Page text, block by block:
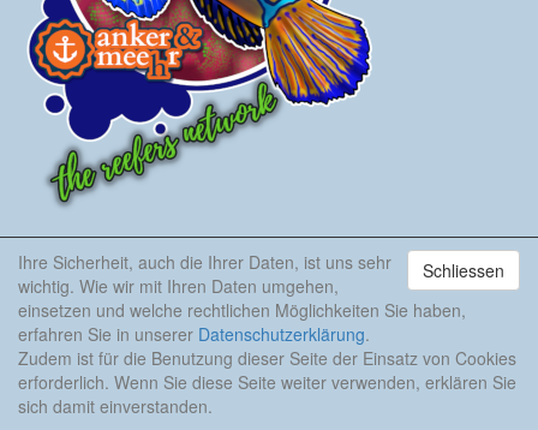
Korallenriff
Deutsch
English
Artikel Archiv
Schliessen
Ihre Sicherheit, auch die Ihrer Daten, ist uns sehr
wichtig. Wie wir mit Ihren Daten umgehen,
einsetzen und welche rechtlichen Möglichkeiten Sie haben,
erfahren Sie in unserer Datenschutzerklärung.
Zudem ist für die Benutzung dieser Seite der Einsatz von Cookies
erforderlich. Wenn Sie diese Seite weiter verwenden, erklären Sie
sich damit einverstanden.